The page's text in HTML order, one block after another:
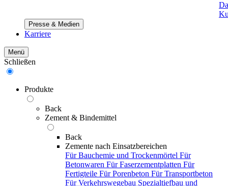
Presse & Medien
Karriere
Menü
Schließen
Produkte
Back
Zement & Bindemittel
Back
Zemente nach Einsatzbereichen
Für Bauchemie und Trockenmörtel Für
Betonwaren Für Faserzementplatten Für
Fertigteile Für Porenbeton Für Transportbeton
Für Verkehrswegebau Spezialtiefbau und